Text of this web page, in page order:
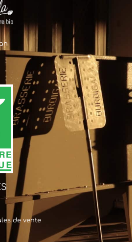
de vente